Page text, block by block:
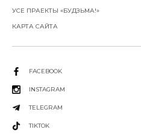
УСЕ ПРАЕКТЫ «БУДЗЬМА!»
КАРТА САЙТА
FACEBOOK
INSTAGRAM
TELEGRAM
TIKTOK